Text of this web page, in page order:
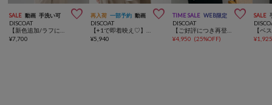
SALE 動画 手洗い可 
DISCOAT
¥7,700
再入荷 一部予約 動画 
DISCOAT
¥5,940
TIME SALE WEB限定 
DISCOAT
【ご好評につき再登場♪】テックリネン半袖シャツジャケット《WEB限定》
¥4,950 (25%OFF)
SALE
¥